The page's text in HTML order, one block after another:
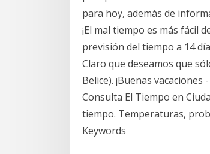
para hoy, además de
¡El mal tiempo es más fácil
previsión del tiempo a 14
Claro que deseamos que
Belice). ¡Buenas
Consulta El Tiempo en
tiempo. Temperaturas,
Keywords